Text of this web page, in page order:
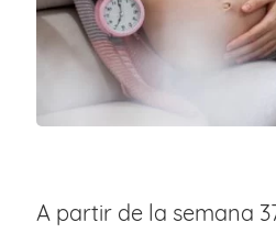
A partir de la semana